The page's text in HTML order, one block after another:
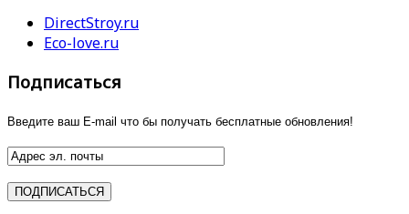
DirectStroy.ru
Eco-love.ru
Подписаться
Введите ваш E-mail что бы получать бесплатные обновления!